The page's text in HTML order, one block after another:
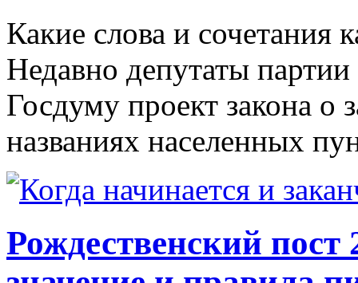
Какие слова и
Недавно депутаты
Госдуму проект закона о
названиях населенных
Рождественский пост